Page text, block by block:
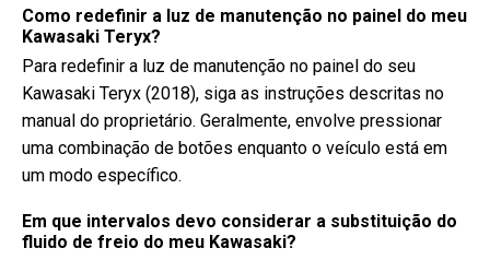
Como redefinir a luz de manutenção no painel do meu
Kawasaki Teryx?
Para redefinir a luz de manutenção no painel do seu
Kawasaki Teryx (2018), siga as instruções descritas no
manual do proprietário. Geralmente, envolve pressionar
uma combinação de botões enquanto o veículo está em
um modo específico.
Em que intervalos devo considerar a substituição do
fluido de freio do meu Kawasaki?